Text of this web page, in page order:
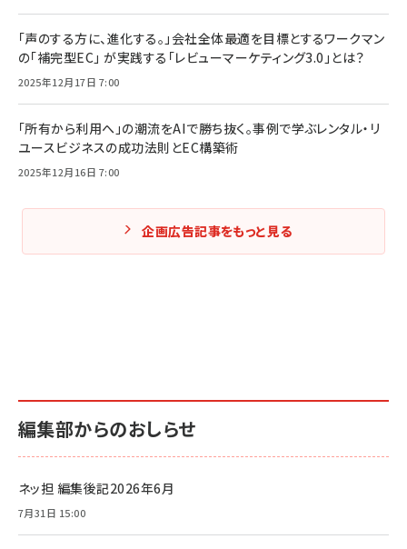
「声のする方に、進化する。」会社全体最適を目標とするワークマン
の「補完型EC」 が実践する「レビューマーケティング3.0」とは？
2025年12月17日 7:00
「所有から利用へ」の潮流をAIで勝ち抜く。事例で学ぶレンタル・リ
ユースビジネスの成功法則とEC構築術
2025年12月16日 7:00
企画広告記事をもっと見る
編集部からのおしらせ
ネッ担 編集後記2026年6月
7月31日 15:00